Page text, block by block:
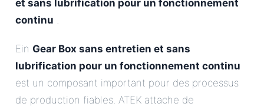
et sans lubrification pour un fonctionnement
continu .
Ein Gear Box sans entretien et sans
lubrification pour un fonctionnement continu
est un composant important pour des processus
de production fiables. ATEK attache de